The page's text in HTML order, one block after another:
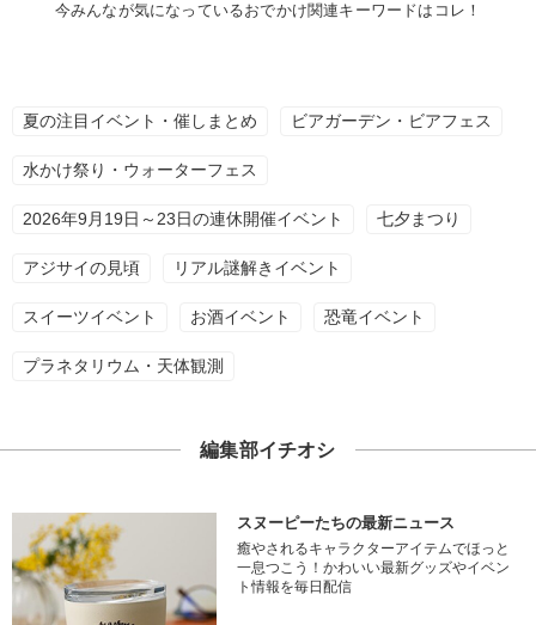
今みんなが気になっているおでかけ関連キーワードはコレ！
夏の注目イベント・催しまとめ ビアガーデン・ビアフェス
水かけ祭り・ウォーターフェス
2026年9月19日～23日の連休開催イベント 七夕まつり
アジサイの見頃 リアル謎解きイベント
スイーツイベント お酒イベント 恐竜イベント
プラネタリウム・天体観測
編集部イチオシ
スヌーピーたちの最新ニュース
癒やされるキャラクターアイテムでほっと
一息つこう！かわいい最新グッズやイベン
ト情報を毎日配信